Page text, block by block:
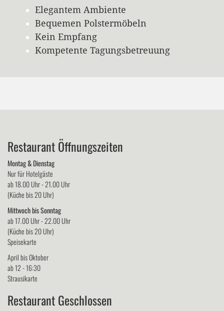
Elegantem Ambiente
Bequemen Polstermöbeln
Kein Empfang
Kompetente Tagungsbetreuung
Restaurant Öffnungszeiten
Montag & Dienstag
Nur für Hotelgäste
ab 18.00 Uhr - 21.00 Uhr
(Küche bis 20 Uhr)
Mittwoch bis Sonntag
ab 17.00 Uhr - 22.00 Uhr
(Küche bis 20 Uhr)
Speisekarte
April bis Oktober
ab 12 - 16:30
Strausikarte
Restaurant Geschlossen